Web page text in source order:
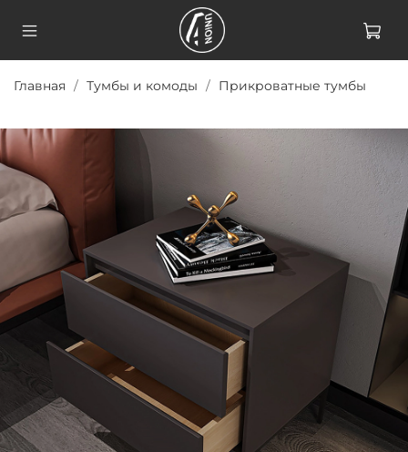
Главная Тумбы и комоды Прикроватные тумбы